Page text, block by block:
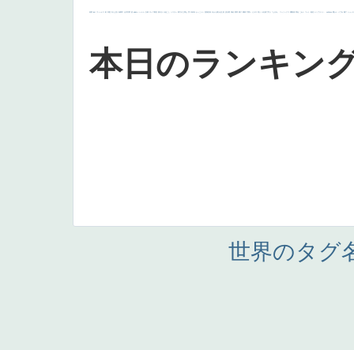
画質 last ヴィーナス 剣 白人少女 食事中 山本芳翠 麦 alciato ハーレム 女神 ローマ教皇 奥行き 火起こし シスター 東方の三博士 114514 かっこいい 受胎告知 天から覗き込む顔 設計図 挿絵 群衆 親子 裸婦 可愛い ピサロ ＃名画で学ぶ「たるみ」 ニーソックス 躍動感 黄色 こわい コート 畦道 レンブラント・ sekkusu 暖かい バブみ 靴下 ショッ
本日のランキン
世界のタグ